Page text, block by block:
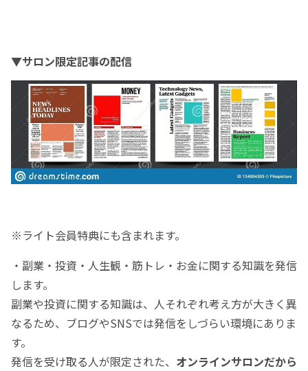
▼サロン限定記事の配信
※ライト会員特典にも含まれます。
・副業・投資・人生観・筋トレ・お金に関する知識を発信
します。
副業や投資に関する知識は、人それぞれ考え方が大きく異
なるため、ブログやSNSでは発信をしづらい環境にありま
す。
発信を受け取る人が限定された、 オンラインサロンだから